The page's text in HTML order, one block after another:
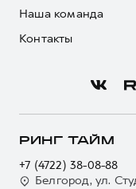
Наша команда
Контакты
РИНГ ТАЙМ
+7 (4722) 38-08-88
Белгород, ул.